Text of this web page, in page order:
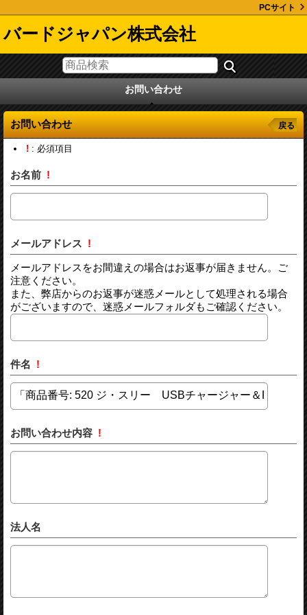
PCサイト
バードジャパン株式会社
お問い合わせ
お問い合わせ 戻る
! : 必須項目
お名前 !
メールアドレス !
メールアドレスをお間違えの場合はお返事が届きません。ご
注意ください。
また、弊店からのお返事が迷惑メールとして処理される場合
がございますので、迷惑メールフォルダもご確認ください。
件名 !
お問い合わせ内容 !
法人名